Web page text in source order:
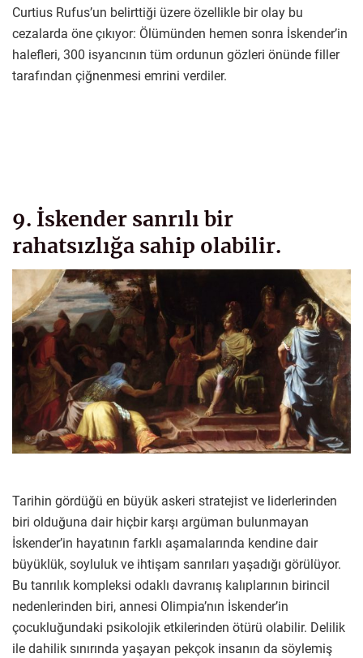
Curtius Rufus’un belirttiği üzere özellikle bir olay bu
cezalarda öne çıkıyor: Ölümünden hemen sonra İskender’in
halefleri, 300 isyancının tüm ordunun gözleri önünde filler
tarafından çiğnenmesi emrini verdiler.
9. İskender sanrılı bir
rahatsızlığa sahip olabilir.
Tarihin gördüğü en büyük askeri stratejist ve liderlerinden
biri olduğuna dair hiçbir karşı argüman bulunmayan
İskender’in hayatının farklı aşamalarında kendine dair
büyüklük, soyluluk ve ihtişam sanrıları yaşadığı görülüyor.
Bu tanrılık kompleksi odaklı davranış kalıplarının birincil
nedenlerinden biri, annesi Olimpia’nın İskender’in
çocukluğundaki psikolojik etkilerinden ötürü olabilir. Delilik
ile dahilik sınırında yaşayan pekçok insanın da söylemiş